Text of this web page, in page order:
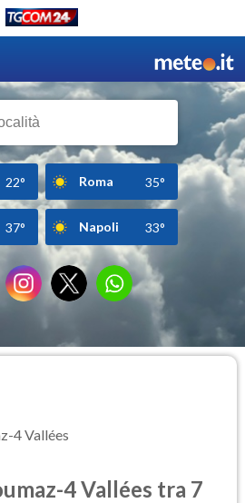
22° Roma 35°
37° Napoli 33°
4 Vallées
4 Vallées tra 7